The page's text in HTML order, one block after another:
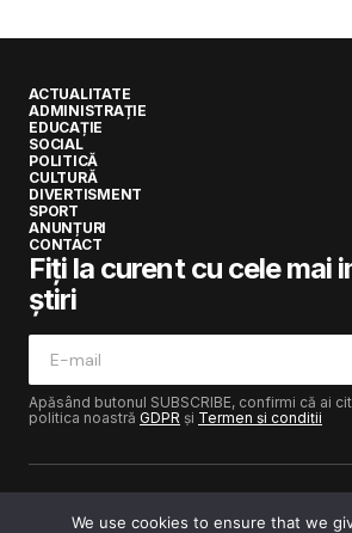
ACTUALITATE
ADMINISTRAȚIE
EDUCAȚIE
SOCIAL
POLITICĂ
CULTURĂ
DIVERTISMENT
SPORT
ANUNȚURI
CONTACT
Fiți la curent cu cele mai
știri
Apăsând butonul SUBSCRIBE, confirmi că ai
politica noastră GDPR și Termen și condiții
We use cookies to ensure that we